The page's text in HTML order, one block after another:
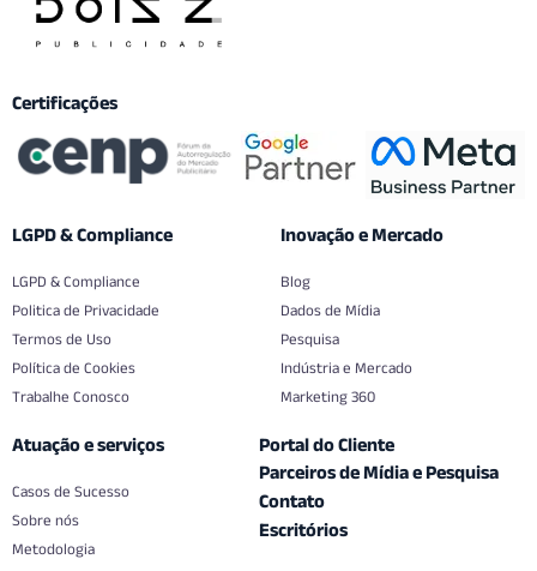
Certificações
LGPD & Compliance
LGPD & Compliance
Politica de Privacidade
Termos de Uso
Política de Cookies
Trabalhe Conosco
Inovação e Mercado
Blog
Dados de Mídia
Pesquisa
Indústria e Mercado
Marketing 360
Atuação e serviços
Casos de Sucesso
Sobre nós
Metodologia
Portal do Cliente
Parceiros de Mídia e Pesquisa
Contato
Escritórios